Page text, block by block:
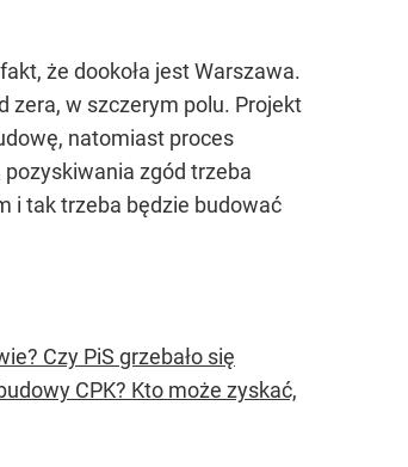
że dookoła jest Warszawa.
zera, w szczerym polu. Projekt
natomiast proces
zgód trzeba
i tak trzeba będzie budować
Czy PiS grzebało się
CPK? Kto może zyskać,